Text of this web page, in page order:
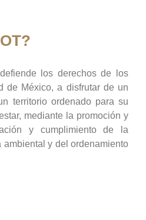
los derechos de los
de México, a disfrutar de un
territorio ordenado para su
mediante la promoción y
y cumplimiento de la
ambiental y del ordenamiento